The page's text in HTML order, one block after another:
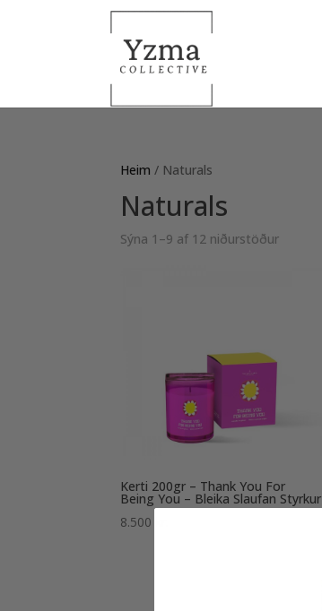
Heim / Naturals
Naturals
Sýna 1–9 af 12 niðurstöðurSorted
Kerti 200gr – Thank You For
Being You – Bleika Slaufan Styrkur
8.500